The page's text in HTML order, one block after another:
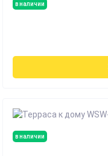
в наличии
в наличии